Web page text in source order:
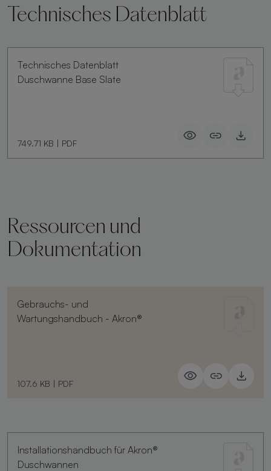
Technisches Datenblatt
Technisches Datenblatt
Duschwanne Base Slate
749.71 KB | PDF
Ressourcen und
Dokumentation
Gebrauchs- und
Wartungshandbuch - Akron®
107.6 KB | PDF
Installationshandbuch für Akron®
Duschwannen